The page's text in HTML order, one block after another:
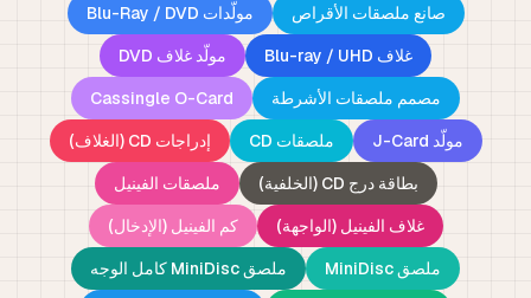
صانع ملصقات الأقراص
مولّدات Blu-Ray / DVD
غلاف Blu-ray / UHD
مولّد غلاف DVD
مصمم ملصقات الأشرطة
Cassingle O-Card
مولّد J-Card
ملصقات CD
إدراجات CD (الغلاف)
بطاقة درج CD (الخلفية)
ملصقات الفينيل
غلاف الفينيل (الواجهة)
كم الفينيل (الإدخال)
ملصق MiniDisc
ملصق MiniDisc كامل الوجه